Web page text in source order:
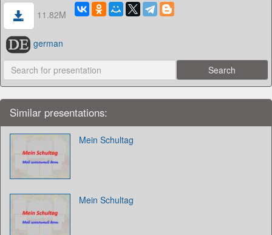
11.82M
german
Similar presentations:
Mein Schultag
Mein Schultag